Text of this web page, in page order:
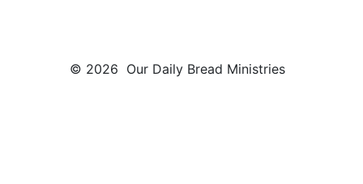
© 2026 Our Daily Bread Ministries